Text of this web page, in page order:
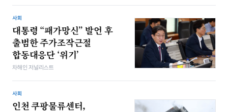
사회
대통령 “패가망신” 발언 후
출범한 주가조작근절
합동대응단 ‘위기’
차해인 저널리스트
사회
인천 쿠팡물류센터,